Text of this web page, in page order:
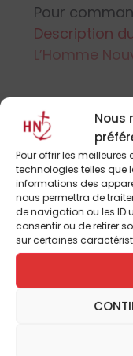
Nous
Pour offrir les meilleures
technologies telles que
informations des
nous permettra de
de navigation ou les ID
consentir ou de retirer
sur certaines
Pour
Description
L’Homme
Je désire